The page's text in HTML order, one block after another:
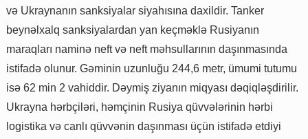
və Ukraynanın sanksiyalar siyahısına daxildir. Tanker
beynəlxalq sanksiyalardan yan keçməklə Rusiyanın
maraqları naminə neft və neft məhsullarının daşınmasında
istifadə olunur. Gəminin uzunluğu 244,6 metr, ümumi tutumu
isə 62 min 2 vahiddir. Dəymiş ziyanın miqyası dəqiqləşdirilir.
Ukrayna hərbçiləri, həmçinin Rusiya qüvvələrinin hərbi
logistika və canlı qüvvənin daşınması üçün istifadə etdiyi